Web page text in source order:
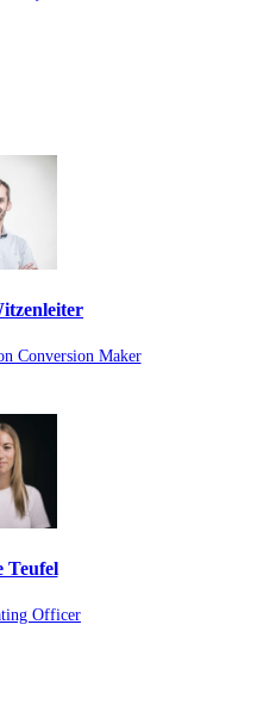
Conversion Maker
Teufel
Officer